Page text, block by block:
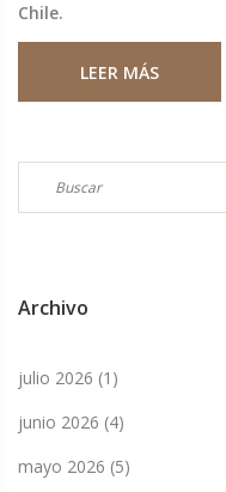
Chile.
LEER MÁS
Archivo
julio 2026 (1)
junio 2026 (4)
mayo 2026 (5)